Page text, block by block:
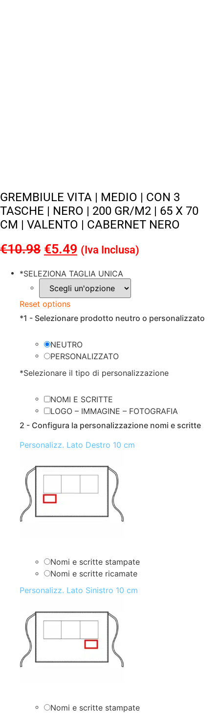
GREMBIULE VITA | MEDIO | CON 3
TASCHE | NERO | 200 GR/M2 | 65 X 70
CM | VALENTO | CABERNET NERO
€10.98 Il
originale
era:
€10.98.
€5.49 Il
attuale
è:
€5.49.
(Iva Inclusa)
*SELEZIONA TAGLIA UNICA
Reset options
*1 - Selezionare prodotto neutro o personalizzato
NEUTRO
PERSONALIZZATO
*Selezionare il tipo di personalizzazione
NOMI E SCRITTE
LOGO – IMMAGINE – FOTOGRAFIA
2 - Configura la personalizzazione nomi e scritte
Personalizz. Lato Destro 10 cm
Nomi e scritte stampate
Nomi e scritte ricamate
Personalizz. Lato Sinistro 10 cm
Nomi e scritte stampate